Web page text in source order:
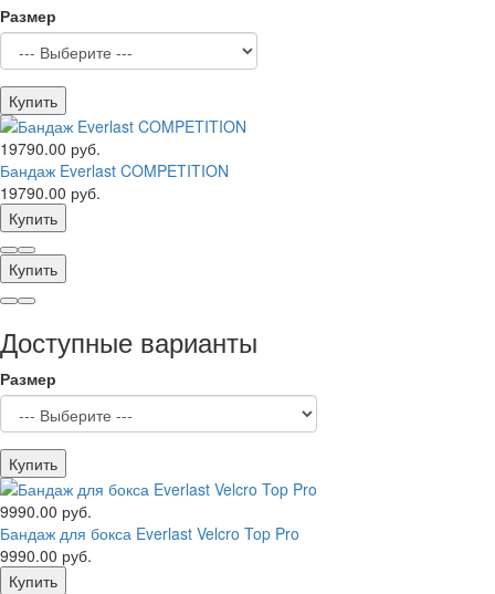
Размер
Купить
19790.00 руб.
Бандаж Everlast COMPETITION
19790.00 руб.
Купить
Купить
Доступные варианты
Размер
Купить
9990.00 руб.
Бандаж для бокса Everlast Velcro Top Pro
9990.00 руб.
Купить